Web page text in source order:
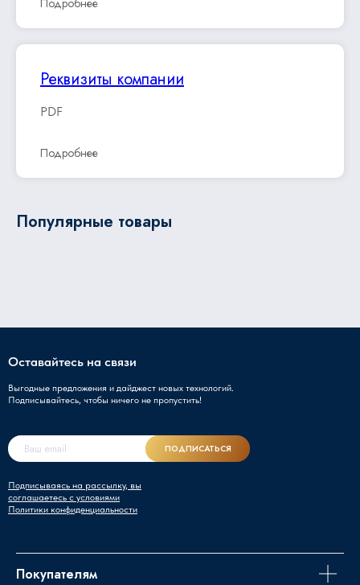
Подробнее
Реквизиты компании
PDF
Подробнее
Популярные товары
Оставайтесь на связи
Выгодные предложения и дайджест новых технологий.
Подписывайтесь, чтобы ничего не пропустить!
Подписываясь на рассылку, вы
соглашаетесь с условиями
Политики конфиденциальности
ПОДПИСАТЬСЯ
Покупателям